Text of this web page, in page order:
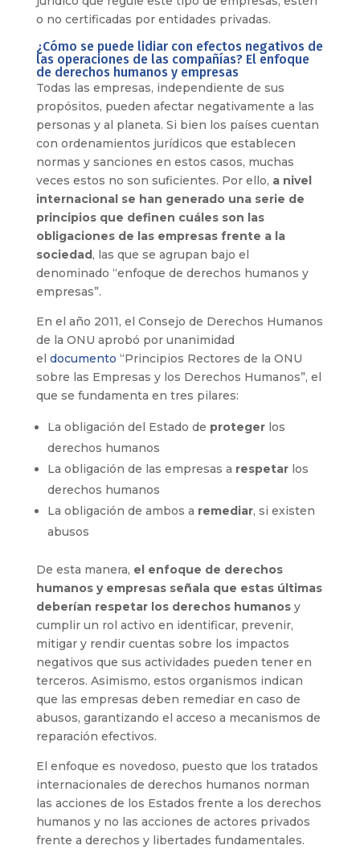
o no certificadas por entidades privadas.
¿Cómo se puede lidiar con efectos negativos de
las operaciones de las compañías? El enfoque
de derechos humanos y empresas
Todas las empresas, independiente de sus
propósitos, pueden afectar negativamente a las
personas y al planeta. Si bien los países cuentan
con ordenamientos jurídicos que establecen
normas y sanciones en estos casos, muchas
veces estos no son suficientes. Por ello, a nivel
internacional se han generado una serie de
principios que definen cuáles son las
obligaciones de las empresas frente a la
sociedad, las que se agrupan bajo el
denominado “enfoque de derechos humanos y
empresas”.
En el año 2011, el Consejo de Derechos Humanos
de la ONU aprobó por unanimidad
el documento “Principios Rectores de la ONU
sobre las Empresas y los Derechos Humanos”, el
que se fundamenta en tres pilares:
La obligación del Estado de protegerlos
derechos humanos
La obligación de las empresas a respetarlos
derechos humanos
La obligación de ambos a remediar, si existen
abusos
De esta manera, el enfoque de derechos
humanos y empresas señala que estas últimas
deberían respetar los derechos humanosy
cumplir un rol activo en identificar, prevenir,
mitigar y rendir cuentas sobre los impactos
negativos que sus actividades pueden tener en
terceros. Asimismo, estos organismos indican
que las empresas deben remediar en caso de
abusos, garantizando el acceso a mecanismos de
reparación efectivos.
El enfoque es novedoso, puesto que los tratados
internacionales de derechos humanos norman
las acciones de los Estados frente a los derechos
humanos y no las acciones de actores privados
frente a derechos y libertades fundamentales.